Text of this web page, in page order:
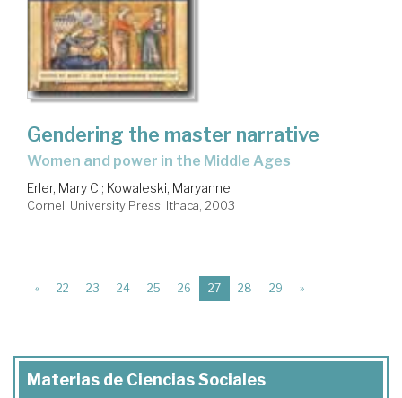
Gendering the master narrative
women and power in the Middle Ages
Erler, Mary C.; Kowaleski, Maryanne
Cornell University Press. Ithaca, 2003
« 22 23 24 25 26 27(current)
28 29 »
Materias de Ciencias Sociales